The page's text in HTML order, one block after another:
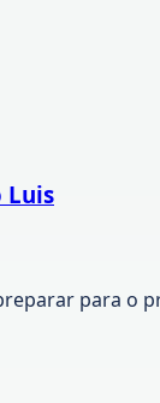
Luis
para o